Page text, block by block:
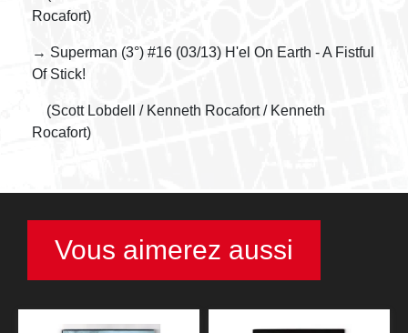
Rocafort)
→ Superman (3°) #16 (03/13) H'el On Earth - A Fistful
Of Stick!
(Scott Lobdell / Kenneth Rocafort / Kenneth
Rocafort)
Vous aimerez aussi